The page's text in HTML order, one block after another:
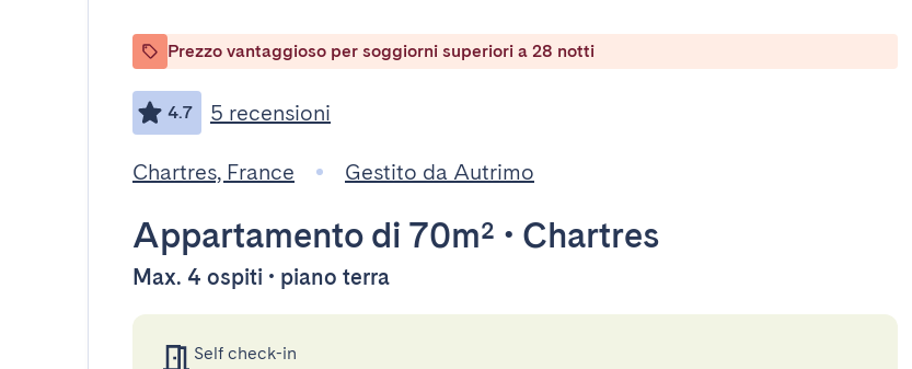
Prezzo vantaggioso per soggiorni superiori a 28 notti
4.7 5 recensioni
Chartres, France Gestito da Autrimo
Appartamento di 70m² • Chartres
Max. 4 ospiti • piano terra
Self check-in